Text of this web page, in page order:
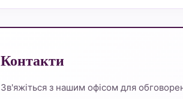
Контакти
Зв'яжіться з нашим офісом для